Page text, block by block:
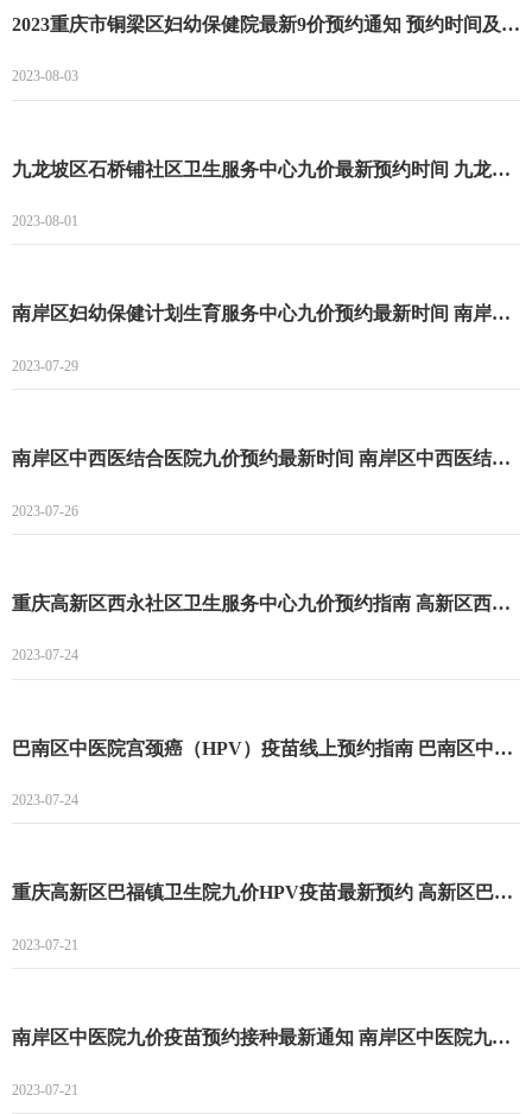
2023重庆市铜梁区妇幼保健院最新9价预约通知 预约时间及疫苗数量一览
2023-08-03
九龙坡区石桥铺社区卫生服务中心九价最新预约时间 九龙坡区石桥铺社区卫生服务中心九价8月最新预约时间
2023-08-01
南岸区妇幼保健计划生育服务中心九价预约最新时间 南岸区妇幼保健计划生育服务中心九价预约流程
2023-07-29
南岸区中西医结合医院九价预约最新时间 南岸区中西医结合医院九价预约最新消息
2023-07-26
重庆高新区西永社区卫生服务中心九价预约指南 高新区西永社区卫生服务中心九价预约流程
2023-07-24
巴南区中医院宫颈癌（HPV）疫苗线上预约指南 巴南区中医院宫颈癌（HPV）疫苗线上预约流程
2023-07-24
重庆高新区巴福镇卫生院九价HPV疫苗最新预约 高新区巴福镇卫生院二价HPV疫苗最新预约
2023-07-21
南岸区中医院九价疫苗预约接种最新通知 南岸区中医院九价疫苗预约时间
2023-07-21